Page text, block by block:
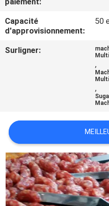
NOUVELLES
CAS
SITEMAP
POLITIQUE
DE
Capacité
d'approvisionnement:
50
Surligner:
,
,